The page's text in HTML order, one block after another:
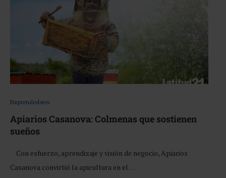
Emprendedores
Apiarios Casanova: Colmenas que sostienen
sueños
Con esfuerzo, aprendizaje y visión de negocio, Apiarios
Casanova convirtió la apicultura en el …